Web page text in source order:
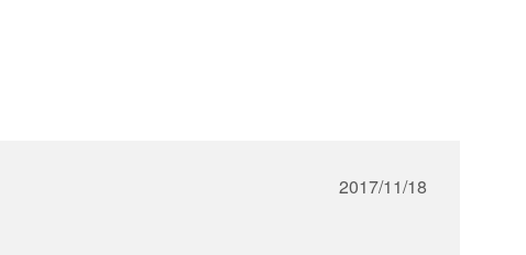
2017/11/18